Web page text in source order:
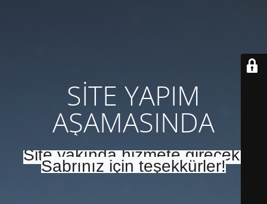
SİTE YAPIM
AŞAMASINDA
Site yakında hizmete girecek.
Sabrınız için teşekkürler!